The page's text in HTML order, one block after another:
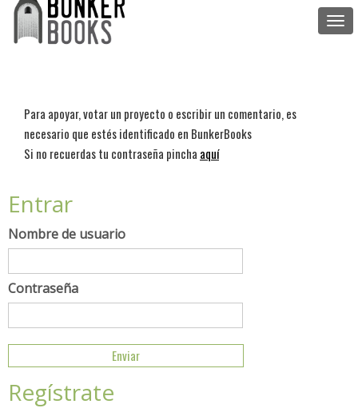
Para apoyar, votar un proyecto o escribir un comentario, es
necesario que estés identificado en BunkerBooks
Si no recuerdas tu contraseña pincha aquí
Entrar
Nombre de usuario
Contraseña
Regístrate